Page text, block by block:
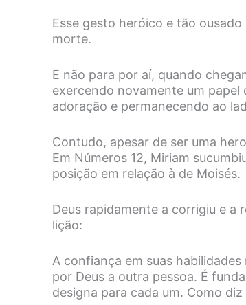
Esse gesto heróico e tão
morte.
E não para por aí, quando
exercendo novamente um
adoração e permanecendo ao
Contudo, apesar de ser uma
Em Números 12, Miriam
posição em relação à de Moisés.
Deus rapidamente a corrigiu e a
lição:
A confiança em suas
por Deus a outra pessoa. É
designa para cada um. Como